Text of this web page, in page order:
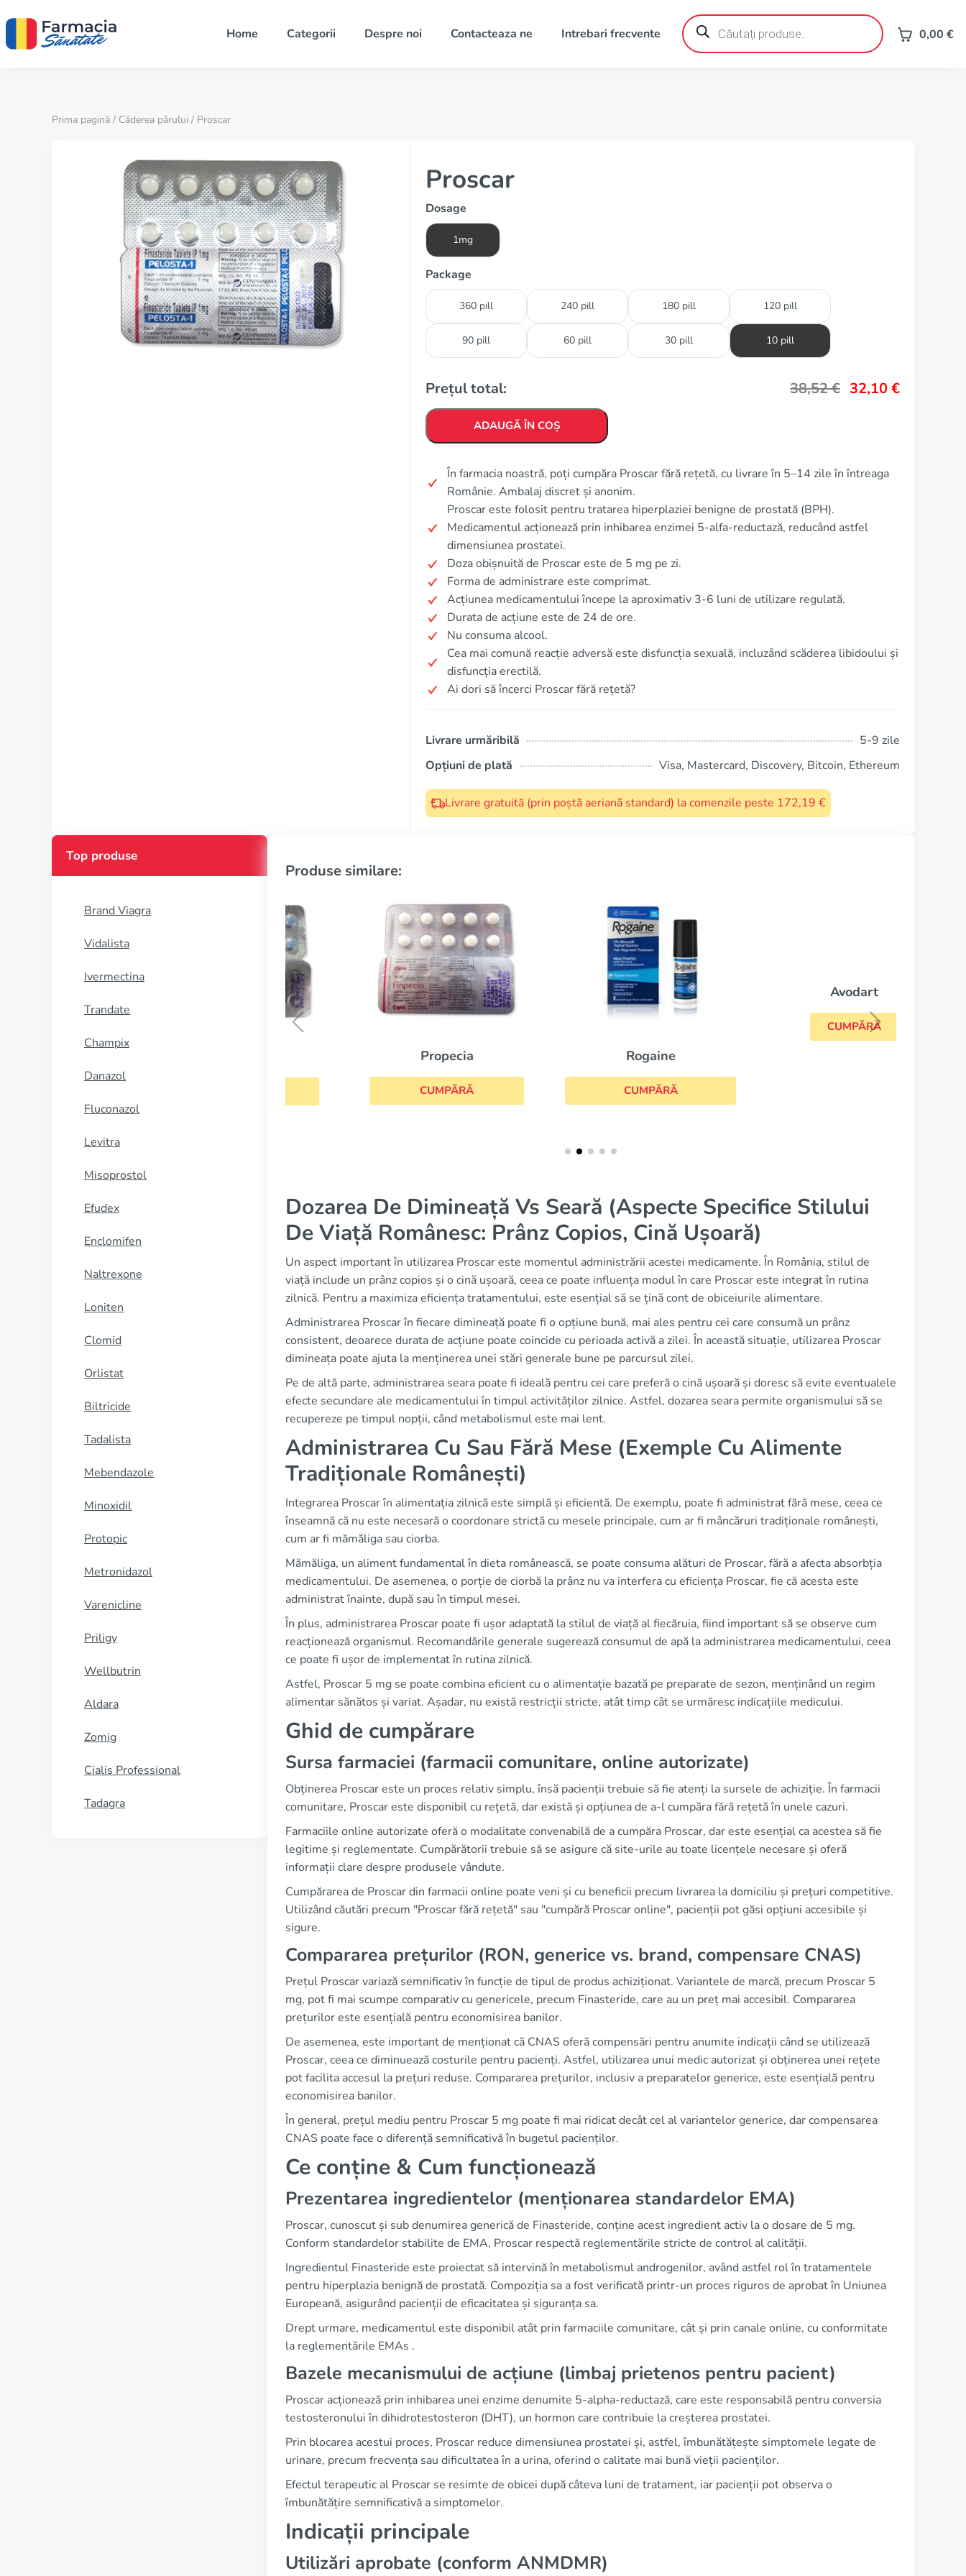
Home Categorii Despre noi Contacteaza ne Intrebari frecvente
Products
search 0,00 €
Prima pagină / Căderea părului / Proscar
Proscar
Dosage
1mg
Package
360 pill 240 pill 180 pill 120 pill
90 pill 60 pill 30 pill 10 pill
Prețul total: 38,52€ 32,10€
ADAUGĂ ÎN COȘ
În farmacia noastră, poți cumpăra Proscar fără rețetă, cu livrare în 5–14 zile în întreaga
Românie. Ambalaj discret și anonim.
Proscar este folosit pentru tratarea hiperplaziei benigne de prostată (BPH).
Medicamentul acționează prin inhibarea enzimei 5-alfa-reductază, reducând astfel
dimensiunea prostatei.
Doza obișnuită de Proscar este de 5 mg pe zi.
Forma de administrare este comprimat.
Acțiunea medicamentului începe la aproximativ 3-6 luni de utilizare regulată.
Durata de acțiune este de 24 de ore.
Nu consuma alcool.
Cea mai comună reacție adversă este disfuncția sexuală, incluzând scăderea libidoului și
disfuncția erectilă.
Ai dori să încerci Proscar fără rețetă?
Livrare urmăribilă
5-9 zile
Opțiuni de plată
Visa, Mastercard, Discovery, Bitcoin, Ethereum
Livrare gratuită (prin poștă aeriană standard) la comenzile peste 172,19 €
Top produse
Brand Viagra
Vidalista
Ivermectina
Trandate
Champix
Danazol
Fluconazol
Levitra
Misoprostol
Efudex
Enclomifen
Naltrexone
Loniten
Clomid
Orlistat
Biltricide
Tadalista
Mebendazole
Minoxidil
Protopic
Metronidazol
Varenicline
Priligy
Wellbutrin
Aldara
Zomig
Cialis Professional
Tadagra
Produse similare:
Dozarea De Dimineață Vs Seară (Aspecte Specifice Stilului
De Viață Românesc: Prânz Copios, Cină Ușoară)
Un aspect important în utilizarea Proscar este momentul administrării acestei medicamente. În România, stilul de
viață include un prânz copios și o cină ușoară, ceea ce poate influența modul în care Proscar este integrat în rutina
zilnică. Pentru a maximiza eficiența tratamentului, este esențial să se țină cont de obiceiurile alimentare.
Administrarea Proscar în fiecare dimineață poate fi o opțiune bună, mai ales pentru cei care consumă un prânz
consistent, deoarece durata de acțiune poate coincide cu perioada activă a zilei. În această situație, utilizarea Proscar
dimineața poate ajuta la menținerea unei stări generale bune pe parcursul zilei.
Pe de altă parte, administrarea seara poate fi ideală pentru cei care preferă o cină ușoară și doresc să evite eventualele
efecte secundare ale medicamentului în timpul activităților zilnice. Astfel, dozarea seara permite organismului să se
recupereze pe timpul nopții, când metabolismul este mai lent.
Administrarea Cu Sau Fără Mese (Exemple Cu Alimente
Tradiționale Românești)
Integrarea Proscar în alimentația zilnică este simplă și eficientă. De exemplu, poate fi administrat fără mese, ceea ce
înseamnă că nu este necesară o coordonare strictă cu mesele principale, cum ar fi mâncăruri tradiționale românești,
cum ar fi mămăliga sau ciorba.
Mămăliga, un aliment fundamental în dieta românească, se poate consuma alături de Proscar, fără a afecta absorbția
medicamentului. De asemenea, o porție de ciorbă la prânz nu va interfera cu eficiența Proscar, fie că acesta este
administrat înainte, după sau în timpul mesei.
În plus, administrarea Proscar poate fi ușor adaptată la stilul de viață al fiecăruia, fiind important să se observe cum
reacționează organismul. Recomandările generale sugerează consumul de apă la administrarea medicamentului, ceea
ce poate fi ușor de implementat în rutina zilnică.
Astfel, Proscar 5 mg se poate combina eficient cu o alimentație bazată pe preparate de sezon, menținând un regim
alimentar sănătos și variat. Așadar, nu există restricții stricte, atât timp cât se urmăresc indicațiile medicului.
Ghid de cumpărare
Sursa farmaciei (farmacii comunitare, online autorizate)
Obținerea Proscar este un proces relativ simplu, însă pacienții trebuie să fie atenți la sursele de achiziție. În farmacii
comunitare, Proscar este disponibil cu rețetă, dar există și opțiunea de a-l cumpăra fără rețetă în unele cazuri.
Farmaciile online autorizate oferă o modalitate convenabilă de a cumpăra Proscar, dar este esențial ca acestea să fie
legitime și reglementate. Cumpărătorii trebuie să se asigure că site-urile au toate licențele necesare și oferă
informații clare despre produsele vândute.
Cumpărarea de Proscar din farmacii online poate veni și cu beneficii precum livrarea la domiciliu și prețuri competitive.
Utilizând căutări precum "Proscar fără rețetă" sau "cumpără Proscar online", pacienții pot găsi opțiuni accesibile și
sigure.
Compararea prețurilor (RON, generice vs. brand, compensare CNAS)
Prețul Proscar variază semnificativ în funcție de tipul de produs achiziționat. Variantele de marcă, precum Proscar 5
mg, pot fi mai scumpe comparativ cu genericele, precum Finasteride, care au un preț mai accesibil. Compararea
prețurilor este esențială pentru economisirea banilor.
De asemenea, este important de menționat că CNAS oferă compensări pentru anumite indicații când se utilizează
Proscar, ceea ce diminuează costurile pentru pacienți. Astfel, utilizarea unui medic autorizat și obținerea unei rețete
pot facilita accesul la prețuri reduse. Compararea prețurilor, inclusiv a preparatelor generice, este esențială pentru
economisirea banilor.
În general, prețul mediu pentru Proscar 5 mg poate fi mai ridicat decât cel al variantelor generice, dar compensarea
CNAS poate face o diferență semnificativă în bugetul pacienților.
Ce conține & Cum funcționează
Prezentarea ingredientelor (menționarea standardelor EMA)
Proscar, cunoscut și sub denumirea generică de Finasteride, conține acest ingredient activ la o dosare de 5 mg.
Conform standardelor stabilite de EMA, Proscar respectă reglementările stricte de control al calității.
Ingredientul Finasteride este proiectat să intervină în metabolismul androgenilor, având astfel rol în tratamentele
pentru hiperplazia benignă de prostată. Compoziția sa a fost verificată printr-un proces riguros de aprobat în Uniunea
Europeană, asigurând pacienții de eficacitatea și siguranța sa.
Drept urmare, medicamentul este disponibil atât prin farmaciile comunitare, cât și prin canale online, cu conformitate
la reglementările EMAs .
Bazele mecanismului de acțiune (limbaj prietenos pentru pacient)
Proscar acționează prin inhibarea unei enzime denumite 5-alpha-reductază, care este responsabilă pentru conversia
testosteronului în dihidrotestosteron (DHT), un hormon care contribuie la creșterea prostatei.
Prin blocarea acestui proces, Proscar reduce dimensiunea prostatei și, astfel, îmbunătățește simptomele legate de
urinare, precum frecvența sau dificultatea în a urina, oferind o calitate mai bună vieții pacienților.
Efectul terapeutic al Proscar se resimte de obicei după câteva luni de tratament, iar pacienții pot observa o
îmbunătățire semnificativă a simptomelor.
Indicații principale
Utilizări aprobate (conform ANMDMR)